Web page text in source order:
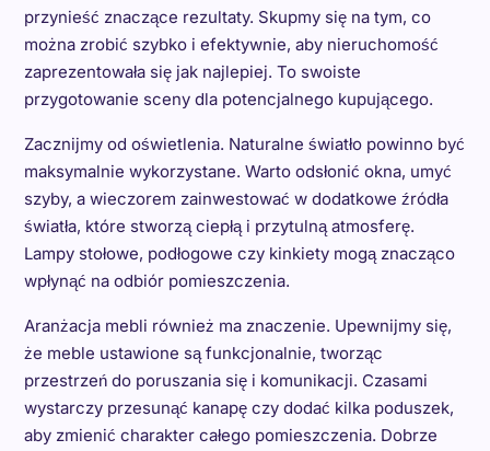
przynieść znaczące rezultaty. Skupmy się na tym, co
można zrobić szybko i efektywnie, aby nieruchomość
zaprezentowała się jak najlepiej. To swoiste
przygotowanie sceny dla potencjalnego kupującego.
Zacznijmy od oświetlenia. Naturalne światło powinno być
maksymalnie wykorzystane. Warto odsłonić okna, umyć
szyby, a wieczorem zainwestować w dodatkowe źródła
światła, które stworzą ciepłą i przytulną atmosferę.
Lampy stołowe, podłogowe czy kinkiety mogą znacząco
wpłynąć na odbiór pomieszczenia.
Aranżacja mebli również ma znaczenie. Upewnijmy się,
że meble ustawione są funkcjonalnie, tworząc
przestrzeń do poruszania się i komunikacji. Czasami
wystarczy przesunąć kanapę czy dodać kilka poduszek,
aby zmienić charakter całego pomieszczenia. Dobrze